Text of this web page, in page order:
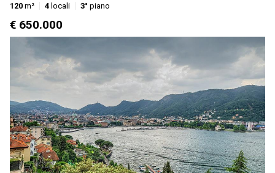
120 m² 4 locali 3° piano
€ 650.000